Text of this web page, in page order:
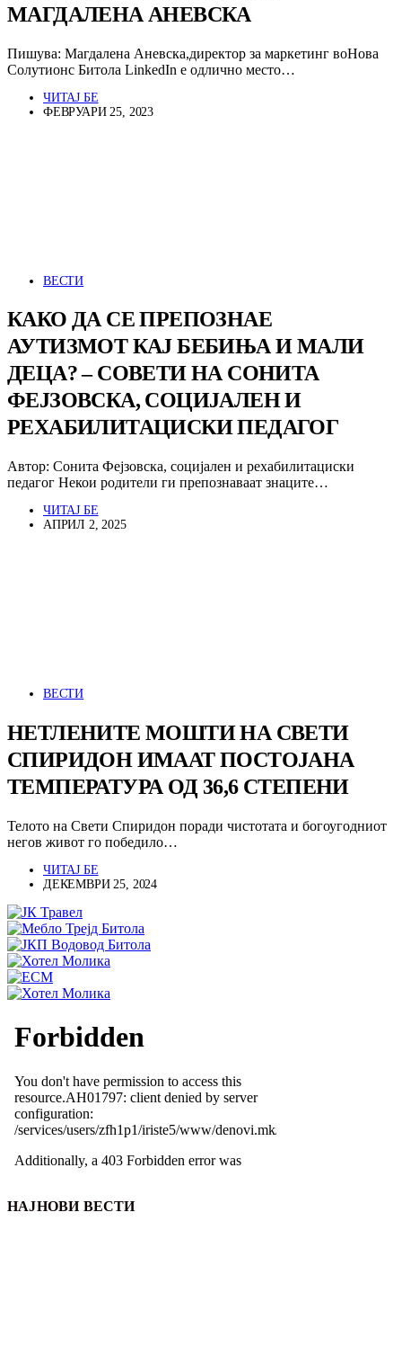
МАГДАЛЕНА АНЕВСКА
Пишува: Магдалена Аневска,директор за маркетинг воНова
Солутионс Битола LinkedIn е одлично место…
ЧИТАЈ БЕ
ФЕВРУАРИ 25, 2023
ВЕСТИ
КАКО ДА СЕ ПРЕПОЗНАЕ
АУТИЗМОТ КАЈ БЕБИЊА И МАЛИ
ДЕЦА? – СОВЕТИ НА СОНИТА
ФЕЈЗОВСКА, СОЦИЈАЛЕН И
РЕХАБИЛИТАЦИСКИ ПЕДАГОГ
Автор: Сонита Фејзовска, социјален и рехабилитациски
педагог Некои родители ги препознаваат знаците…
ЧИТАЈ БЕ
АПРИЛ 2, 2025
ВЕСТИ
НЕТЛЕНИТЕ МОШТИ НА СВЕТИ
СПИРИДОН ИМААТ ПОСТОЈАНА
ТЕМПЕРАТУРА ОД 36,6 СТЕПЕНИ
Телото на Свети Спиридон поради чистотата и богоугодниот
негов живот го победило…
ЧИТАЈ БЕ
ДЕКЕМВРИ 25, 2024
НАЈНОВИ ВЕСТИ